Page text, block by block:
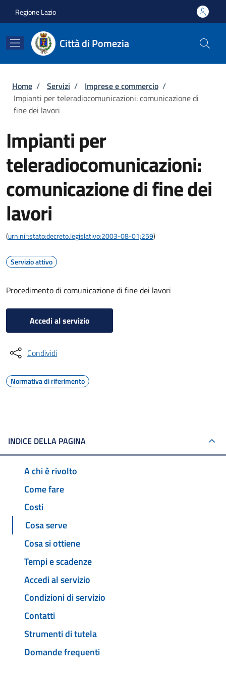
Regione Lazio
Città di Pomezia
Briciole di pane
Home / Servizi / Imprese e commercio /
Impianti per teleradiocomunicazioni: comunicazione di
fine dei lavori
Impianti per
teleradiocomunicazioni:
comunicazione di fine dei
lavori
(urn:nir:stato:decreto.legislativo:2003-08-01;259)
Servizio attivo
Procedimento di comunicazione di fine dei lavori
Accedi al servizio
Condividi
Normativa di riferimento
INDICE DELLA PAGINA
A chi è rivolto
Come fare
Costi
Cosa serve
Cosa si ottiene
Tempi e scadenze
Accedi al servizio
Condizioni di servizio
Contatti
Strumenti di tutela
Domande frequenti